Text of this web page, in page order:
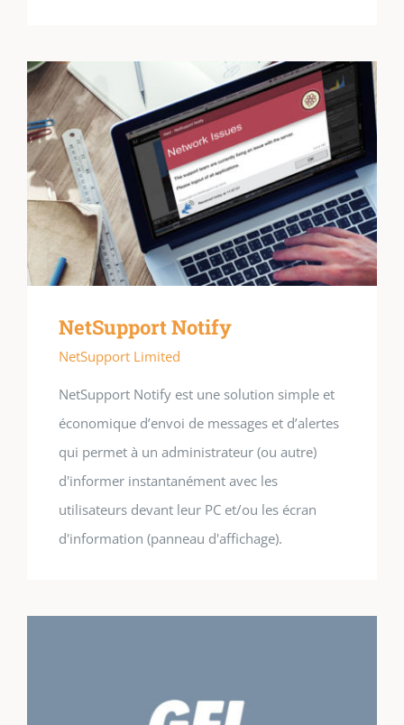
NetSupport Notify
NetSupport Limited
NetSupport Notify est une solution simple et
économique d’envoi de messages et d’alertes
qui permet à un administrateur (ou autre)
d'informer instantanément avec les
utilisateurs devant leur PC et/ou les écran
d'information (panneau d'affichage).